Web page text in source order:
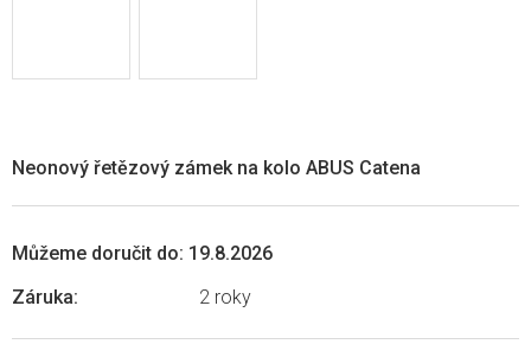
Můžeme doručit do: 19.8.2026
Záruka: 2 roky
Neonový řetězový zámek na kolo ABUS Catena